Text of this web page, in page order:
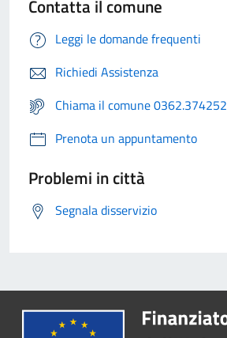
Contatta il comune
Leggi le domande frequenti
Richiedi Assistenza
Chiama il comune 0362.374252
Prenota un appuntamento
Problemi in città
Segnala disservizio